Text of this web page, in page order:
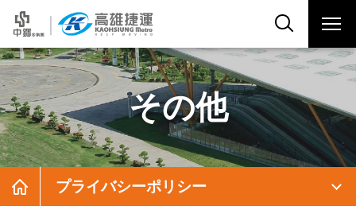
その他
プライバシーポリシー